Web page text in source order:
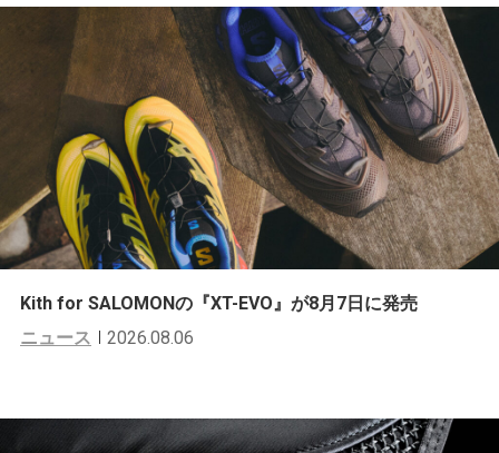
Kith for SALOMONの『XT-EVO』が8月7日に発売
ニュース
2026.08.06